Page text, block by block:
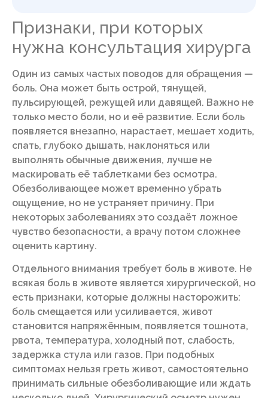
Признаки, при которых
нужна консультация хирурга
Один из самых частых поводов для обращения —
боль. Она может быть острой, тянущей,
пульсирующей, режущей или давящей. Важно не
только место боли, но и её развитие. Если боль
появляется внезапно, нарастает, мешает ходить,
спать, глубоко дышать, наклоняться или
выполнять обычные движения, лучше не
маскировать её таблетками без осмотра.
Обезболивающее может временно убрать
ощущение, но не устраняет причину. При
некоторых заболеваниях это создаёт ложное
чувство безопасности, а врачу потом сложнее
оценить картину.
Отдельного внимания требует боль в животе. Не
всякая боль в животе является хирургической, но
есть признаки, которые должны насторожить:
боль смещается или усиливается, живот
становится напряжённым, появляется тошнота,
рвота, температура, холодный пот, слабость,
задержка стула или газов. При подобных
симптомах нельзя греть живот, самостоятельно
принимать сильные обезболивающие или ждать